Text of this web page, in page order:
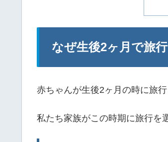
なぜ生後2ヶ月で旅
赤ちゃんが生後2ヶ月の時に旅
私たち家族がこの時期に旅行を